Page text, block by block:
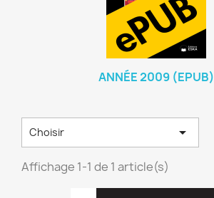
ANNÉE 2009 (EPUB)
Choisir 
Affichage 1-1 de 1 article(s)